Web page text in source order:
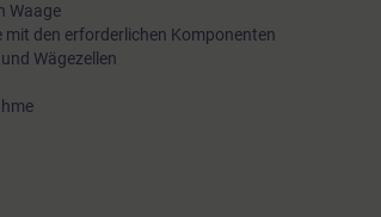
Waage
den erforderlichen Komponenten
Wägezellen